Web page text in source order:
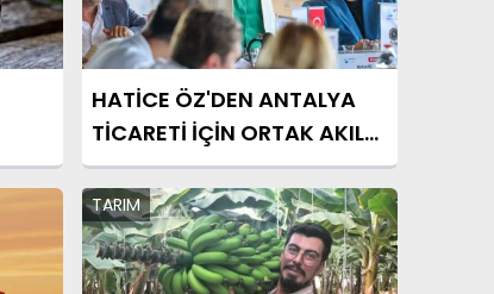
HATİCE ÖZ'DEN ANTALYA
TİCARETİ İÇİN ORTAK AKIL
MESAJI
TARIM